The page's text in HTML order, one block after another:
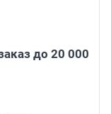
до 20 000